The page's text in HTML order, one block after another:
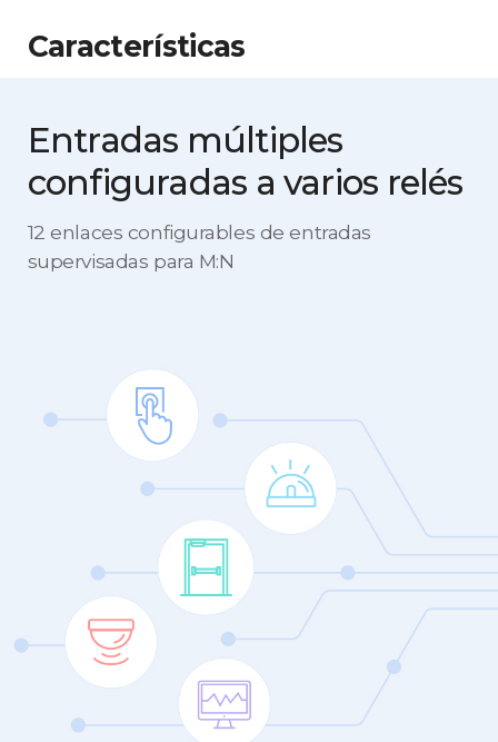
Características
Entradas múltiples
configuradas a varios relés
12 enlaces configurables de entradas
supervisadas para M:N